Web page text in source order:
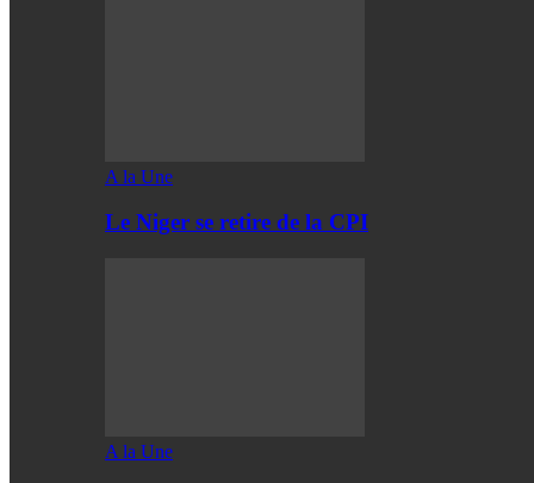
A la Une
Le Niger se retire de la CPI
A la Une